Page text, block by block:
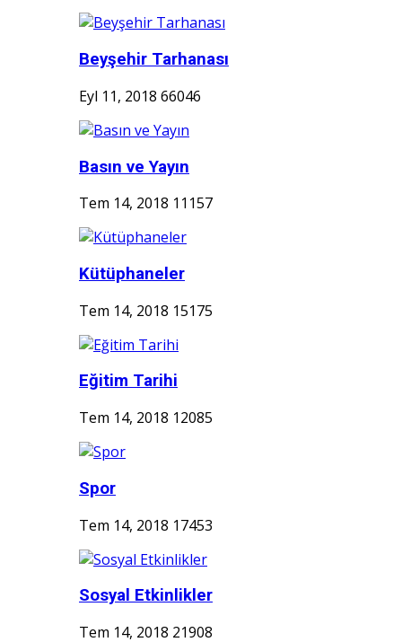
Beyşehir Tarhanası
Eyl 11, 2018 66046
Basın ve Yayın
Tem 14, 2018 11157
Kütüphaneler
Tem 14, 2018 15175
Eğitim Tarihi
Tem 14, 2018 12085
Spor
Tem 14, 2018 17453
Sosyal Etkinlikler
Tem 14, 2018 21908